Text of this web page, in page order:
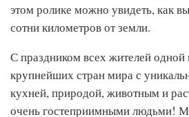
этом ролике можно увидеть, как
сотни километров от земли.
С праздником всех жителей
крупнейших стран мира с
кухней, природой, животным и
очень гостеприимными людьми!